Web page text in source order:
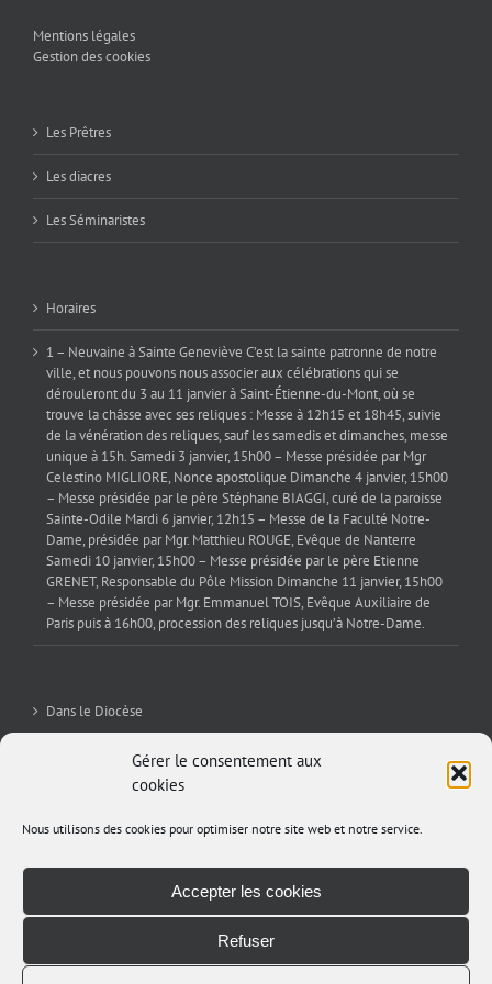
Gérer le consentement aux
cookies
Nous utilisons des cookies pour optimiser notre site web et notre service.
Accepter les cookies
Refuser
Mentions légales
Gestion des cookies
Les Prêtres
Les diacres
Les Séminaristes
Horaires
1 – Neuvaine à Sainte Geneviève C’est la sainte patronne de notre
ville, et nous pouvons nous associer aux célébrations qui se
dérouleront du 3 au 11 janvier à Saint-Étienne-du-Mont, où se
trouve la châsse avec ses reliques : Messe à 12h15 et 18h45, suivie
de la vénération des reliques, sauf les samedis et dimanches, messe
unique à 15h. Samedi 3 janvier, 15h00 – Messe présidée par Mgr
Celestino MIGLIORE, Nonce apostolique Dimanche 4 janvier, 15h00
– Messe présidée par le père Stéphane BIAGGI, curé de la paroisse
Sainte-Odile Mardi 6 janvier, 12h15 – Messe de la Faculté Notre-
Dame, présidée par Mgr. Matthieu ROUGE, Evêque de Nanterre
Samedi 10 janvier, 15h00 – Messe présidée par le père Etienne
GRENET, Responsable du Pôle Mission Dimanche 11 janvier, 15h00
– Messe présidée par Mgr. Emmanuel TOIS, Evêque Auxiliaire de
Paris puis à 16h00, procession des reliques jusqu’à Notre-Dame.
Dans le Diocèse